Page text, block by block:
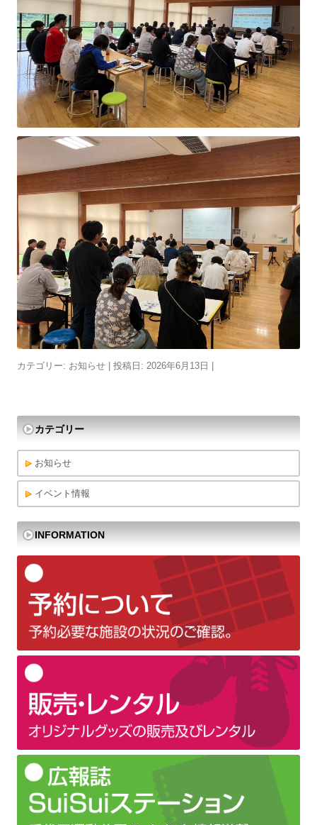
カテゴリー: お知らせ | 投稿日: 2026年6月13日
カテゴリー
お知らせ
イベント情報
INFORMATION